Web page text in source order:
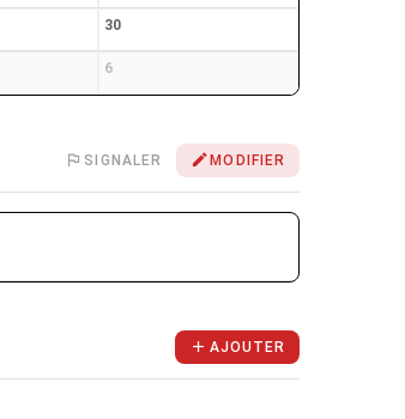
30
6
SIGNALER MODIFIER
AJOUTER